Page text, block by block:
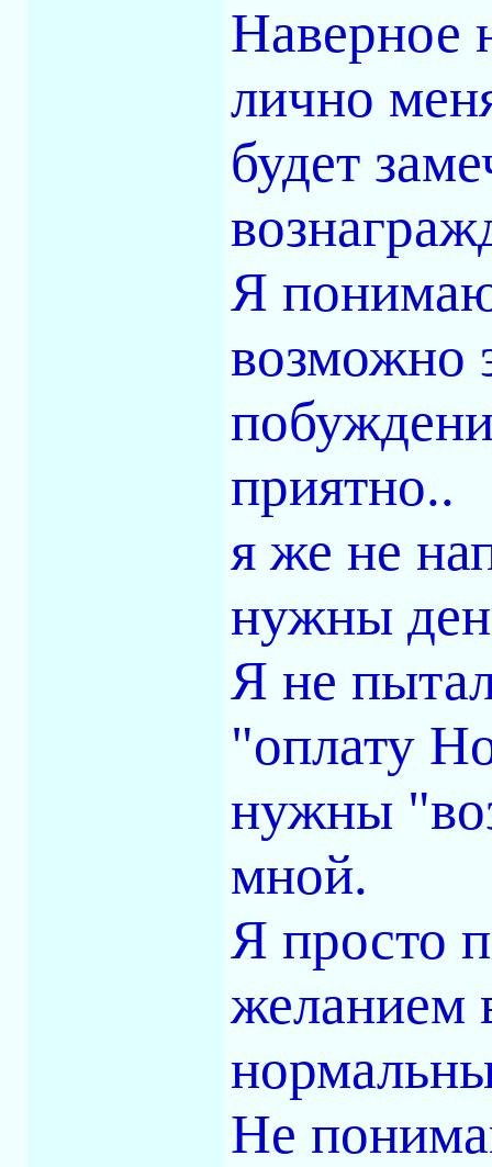
Наверное
лично
будет
Я
возможно
приятно..
я же не
нужны
Я не
"оплату
нужны
мной.
Я просто
желанием
Не